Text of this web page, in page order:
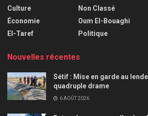
Culture
Économie
El-Taref
Non Classé
Oum El-Bouaghi
Politique
Nouvelles récentes
Sétif : Mise en garde au
quadruple drame
6 AOÛT 2026